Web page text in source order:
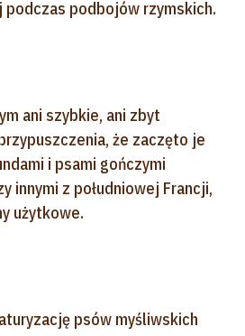
podbojów rzymskich.
ani szybkie, ani zbyt
że zaczęto je
i psami gończymi
innymi z południowej Francji,
użytkowe.
psów myśliwskich